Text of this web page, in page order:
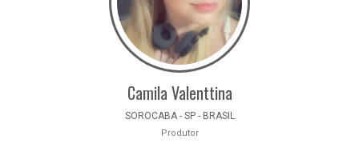
Camila Valenttina
SOROCABA - SP - BRASIL
Produtor